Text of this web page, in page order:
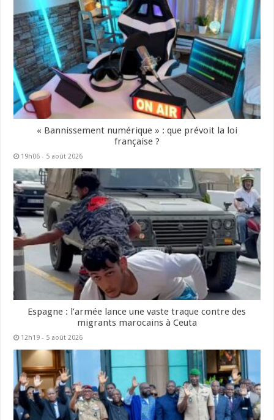
« Bannissement numérique » : que prévoit la loi
française ?
19h06 - 5 août 2026
Espagne : l’armée lance une vaste traque contre des
migrants marocains à Ceuta
12h19 - 5 août 2026